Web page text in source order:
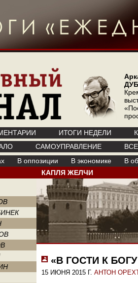
ИТОГИ НЕДЕЛИ
САМОУПРАВЛЕНИЕ
В оппозиции В экономике
В
КАПЛЯ ЖЕЛЧИ
«В ГОСТИ К
15 ИЮНЯ 2015 Г. АНТОН